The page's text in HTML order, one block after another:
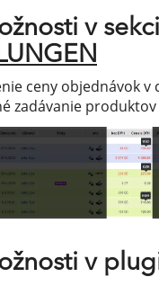
v
ceny objednávok v
zadávanie
v